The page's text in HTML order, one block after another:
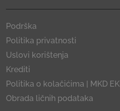
Podrška
Politika privatnosti
Uslovi korištenja
Krediti
Politika o kolačićima | MKD EKI
Obrada ličnih podataka